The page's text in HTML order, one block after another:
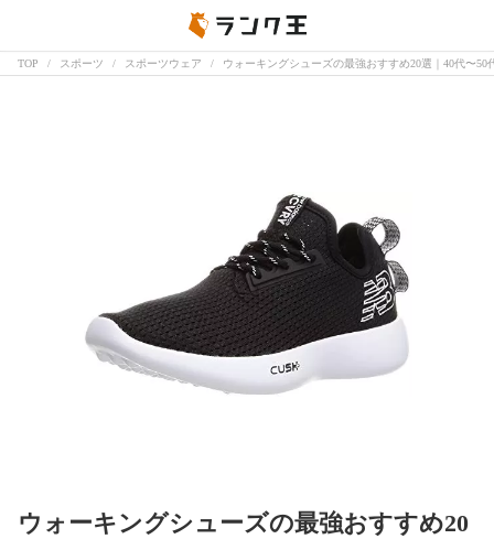
TOP スポーツ スポーツウェア ウォーキングシューズの最強おすすめ20選｜40代〜50
ウォーキングシューズの最強おすすめ20